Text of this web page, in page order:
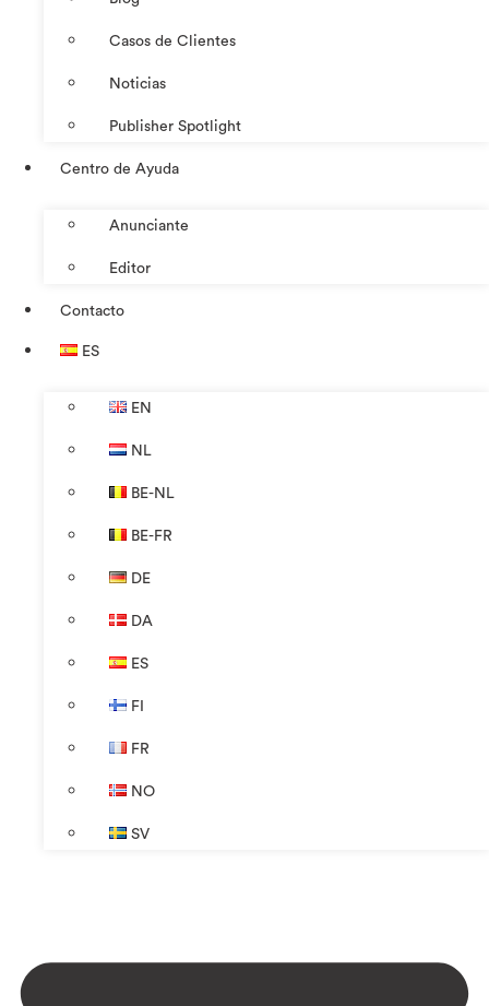
Casos de Clientes
Noticias
Publisher Spotlight
Centro de Ayuda
Anunciante
Editor
Contacto
ES
EN
NL
BE-NL
BE-FR
DE
DA
ES
FI
FR
NO
SV